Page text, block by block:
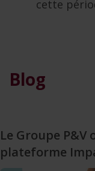
cette
Blog
Le Groupe P&V
plateforme